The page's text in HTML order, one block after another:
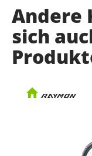
Andere
sich